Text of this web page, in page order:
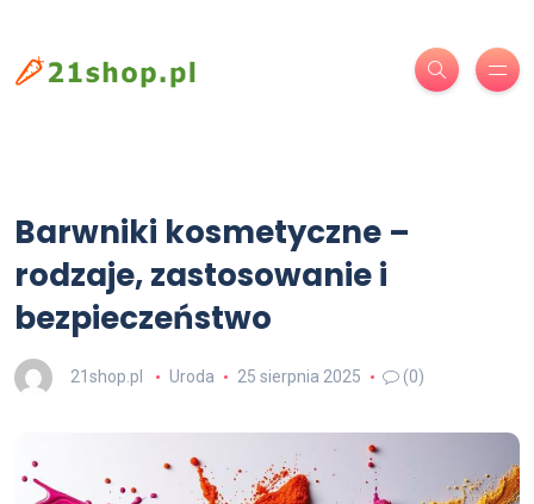
Barwniki kosmetyczne –
rodzaje, zastosowanie i
bezpieczeństwo
21shop.pl Uroda 25 sierpnia 2025 (0)